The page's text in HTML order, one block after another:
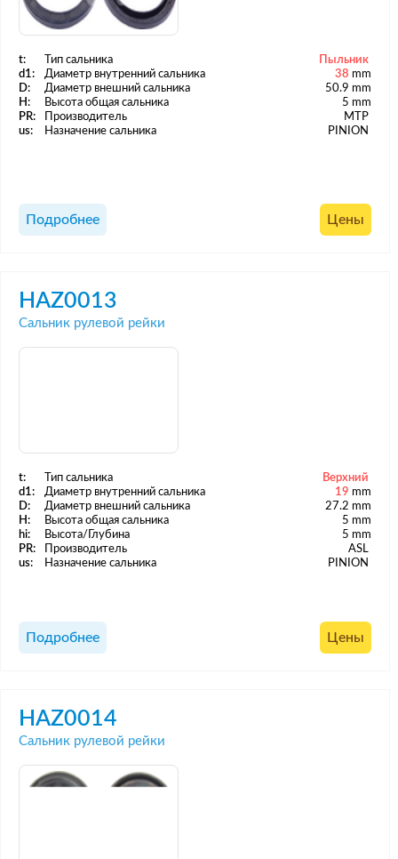
t: Тип сальника
Пыльник
d1:
Диаметр внутренний сальника 38 mm
D:
Диаметр внешний сальника
50.9 mm
H:
Высота общая сальника
5 mm
PR:
Производитель
MTP
us:
Назначение сальника PINION
Подробнее Цены
HAZ0013
Сальник рулевой рейки
t: Тип сальника
Верхний
d1:
Диаметр внутренний сальника 19 mm
D:
Диаметр внешний сальника
27.2 mm
H:
Высота общая сальника
5 mm
hi:
Высота/Глубина
5 mm
PR:
Производитель
ASL
us:
Назначение сальника PINION
Подробнее Цены
HAZ0014
Сальник рулевой рейки